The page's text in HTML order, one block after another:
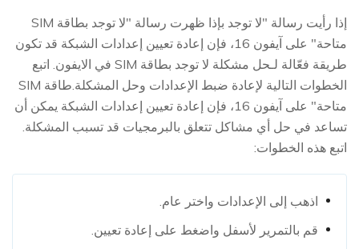
إذا رأيت رسالة "لا توجد بإذا ظهرت رسالة "لا توجد بطاقة SIM
متاحة" على آيفون 16، فإن إعادة تعيين إعدادات الشبكة قد تكون
طريقة فعّالة لـحل مشكلة لا توجد بطاقة SIM في الايفون. اتبع
الخطوات التالية لإعادة ضبط الإعدادات وحل المشكلة.طاقة SIM
متاحة" على آيفون 16، فإن إعادة تعيين إعدادات الشبكة يمكن أن
تساعد في حل أي مشاكل تتعلق بالبرمجيات قد تسبب المشكلة.
اتبع هذه الخطوات:
اذهب إلى الإعدادات واختر عام.
قم بالتمرير لأسفل واضغط على إعادة تعيين.